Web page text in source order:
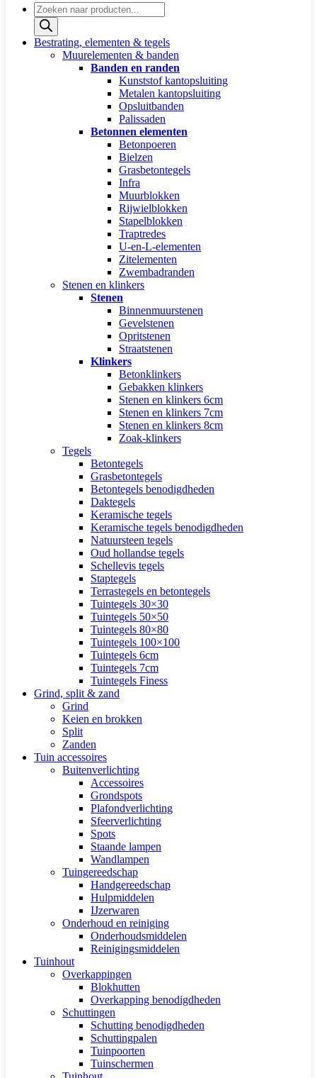
Producten
zoeken
Bestrating, elementen & tegels
Muurelementen & banden
Banden en randen
Kunststof kantopsluiting
Metalen kantopsluiting
Opsluitbanden
Palissaden
Betonnen elementen
Betonpoeren
Bielzen
Grasbetontegels
Infra
Muurblokken
Rijwielblokken
Stapelblokken
Traptredes
U-en-L-elementen
Zitelementen
Zwembadranden
Stenen en klinkers
Stenen
Binnenmuurstenen
Gevelstenen
Opritstenen
Straatstenen
Klinkers
Betonklinkers
Gebakken klinkers
Stenen en klinkers 6cm
Stenen en klinkers 7cm
Stenen en klinkers 8cm
Zoak-klinkers
Tegels
Betontegels
Grasbetontegels
Betontegels benodigdheden
Daktegels
Keramische tegels
Keramische tegels benodigdheden
Natuursteen tegels
Oud hollandse tegels
Schellevis tegels
Staptegels
Terrastegels en betontegels
Tuintegels 30×30
Tuintegels 50×50
Tuintegels 80×80
Tuintegels 100×100
Tuintegels 6cm
Tuintegels 7cm
Tuintegels Finess
Grind, split & zand
Grind
Keien en brokken
Split
Zanden
Tuin accessoires
Buitenverlichting
Accessoires
Grondspots
Plafondverlichting
Sfeerverlichting
Spots
Staande lampen
Wandlampen
Tuingereedschap
Handgereedschap
Hulpmiddelen
IJzerwaren
Onderhoud en reiniging
Onderhoudsmiddelen
Reinigingsmiddelen
Tuinhout
Overkappingen
Blokhutten
Overkapping benodigdheden
Schuttingen
Schutting benodigdheden
Schuttingpalen
Tuinpoorten
Tuinschermen